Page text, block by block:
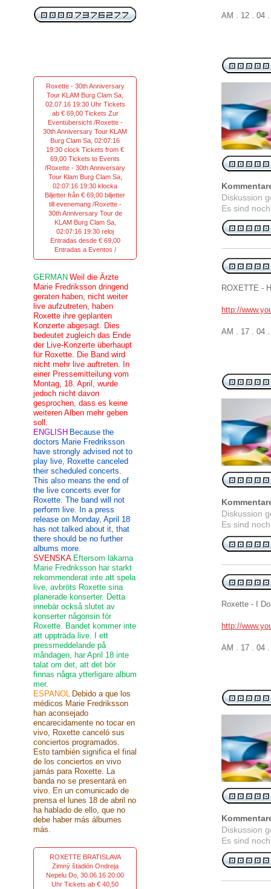
AM . 12 . 04 .
Diskussion
Es sind
ROXETTE -
http://
AM . 17 . 04
Diskussion
Es sind
Roxette - I
http://
AM . 17 . 04
Diskussion
Es sind
Roxette - 30th Anniversary
Tour KLAM Burg Clam Sa,
02.07.16 19:30 Uhr Tickets
ab € 69,00 Tickets Zur
Eventübersicht /Roxette -
30th Anniversary Tour KLAM
Burg Clam Sa, 02:07:16
19:30 clock Tickets from €
69,00 Tickets to Events
/Roxette - 30th Anniversary
Tour Klam Burg Clam Sa,
02:07:16 19:30 klocka
Biljetter från € 69,00 biljetter
till evenemang /Roxette -
30th Anniversary Tour de
KLAM Burg Clam Sa,
02:07:16 19:30 reloj
Entradas desde € 69,00
Entradas a Eventos /
GERMAN Weil die Ärzte
Marie Fredriksson dringend
geraten haben, nicht weiter
live aufzutreten, haben
Roxette ihre geplanten
Konzerte abgesagt. Dies
bedeutet zugleich das Ende
der Live-Konzerte überhaupt
für Roxette. Die Band wird
nicht mehr live auftreten. In
einer Pressemitteilung vom
Montag, 18. April, wurde
jedoch nicht davon
gesprochen, dass es keine
weiteren Alben mehr geben
soll.
ENGLISH Because the
doctors Marie Fredriksson
have strongly advised not to
play live, Roxette canceled
their scheduled concerts.
This also means the end of
the live concerts ever for
Roxette. The band will not
perform live. In a press
release on Monday, April 18
has not talked about it, that
there should be no further
albums more.
SVENSKA Eftersom läkarna
Marie Fredriksson har starkt
rekommenderat inte att spela
live, avbröts Roxette sina
planerade konserter. Detta
innebär också slutet av
konserter någonsin för
Roxette. Bandet kommer inte
att uppträda live. I ett
pressmeddelande på
måndagen, har April 18 inte
talat om det, att det bör
finnas några ytterligare album
mer.
ESPANOL Debido a que los
médicos Marie Fredriksson
han aconsejado
encarecidamente no tocar en
vivo, Roxette canceló sus
conciertos programados.
Esto también significa el final
de los conciertos en vivo
jamás para Roxette. La
banda no se presentará en
vivo. En un comunicado de
prensa el lunes 18 de abril no
ha hablado de ello, que no
debe haber más álbumes
más.
ROXETTE BRATISLAVA
Zimný štadión Ondreja
Nepelu Do, 30.06.16 20:00
Uhr Tickets ab € 40,50